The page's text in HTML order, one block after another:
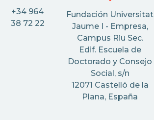
+34 964
38 72 22
Fundación Universitat
Jaume I - Empresa,
Campus Riu Sec.
Edif. Escuela de
Doctorado y Consejo
Social, s/n
12071 Castelló de la
Plana, España